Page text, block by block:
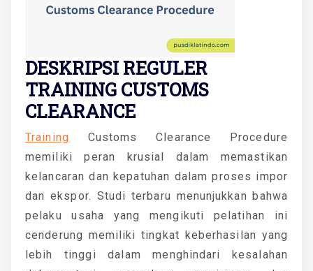
DESKRIPSI REGULER
TRAINING CUSTOMS
CLEARANCE
Training Customs Clearance Procedure
memiliki peran krusial dalam memastikan
kelancaran dan kepatuhan dalam proses impor
dan ekspor. Studi terbaru menunjukkan bahwa
pelaku usaha yang mengikuti pelatihan ini
cenderung memiliki tingkat keberhasilan yang
lebih tinggi dalam menghindari kesalahan